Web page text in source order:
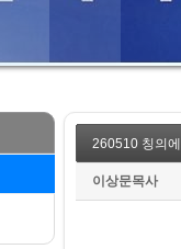
260510 칭의
이상문목사